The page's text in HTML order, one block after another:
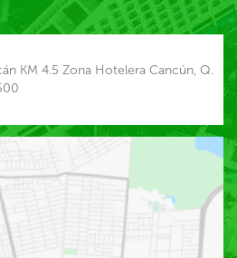
KM 4.5 Zona Hotelera Cancún, Q.